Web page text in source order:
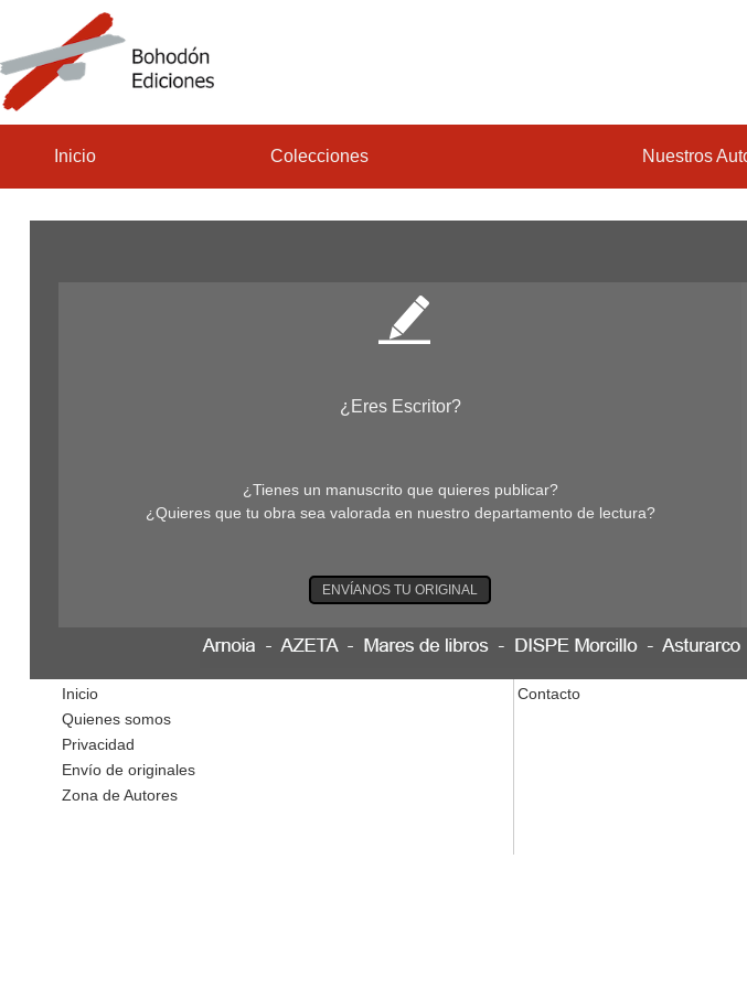
Inicio Colecciones Nuestros
¿Eres Escritor?
¿Tienes un manuscrito que quieres publicar?
¿Quieres que tu obra sea valorada en nuestro departamento de lectura?
ENVÍANOS TU ORIGINAL
Inicio
Quienes somos
Privacidad
Envío de originales
Zona de Autores
Contacto